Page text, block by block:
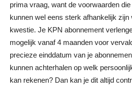
prima vraag, want de voorwaarden
kunnen wel eens sterk afhankelijk zijn
kwestie. Je KPN abonnement
mogelijk vanaf 4 maanden voor
precieze einddatum van je
kunnen achterhalen op welk
kan rekenen? Dan kan je dit altijd